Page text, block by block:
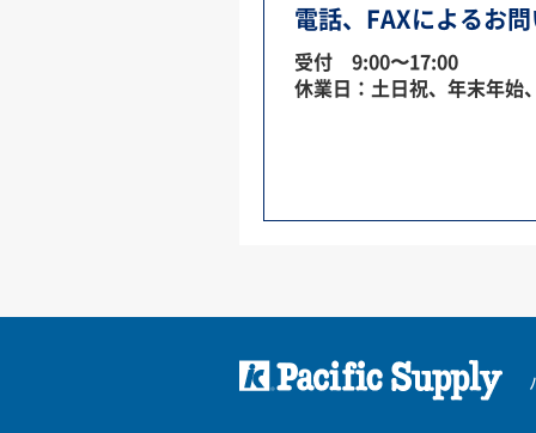
電話、FAXによるお
受付 9:00〜17:00
休業日：土日祝、年末年始